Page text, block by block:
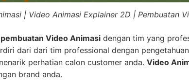
| Video Animasi Explainer 2D | Pembuatan
pembuatan Video Animasi dengan tim yang
dari dari tim professional dengan
perhatian calon customer anda. Video
brand anda.